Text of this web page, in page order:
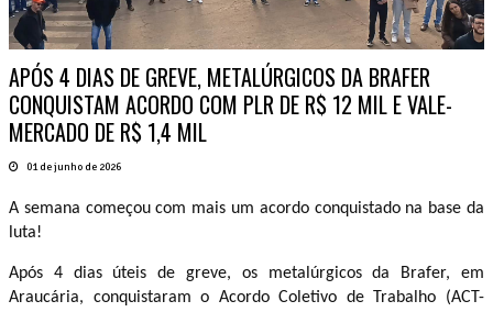
APÓS 4 DIAS DE GREVE, METALÚRGICOS DA BRAFER
CONQUISTAM ACORDO COM PLR DE R$ 12 MIL E VALE-
MERCADO DE R$ 1,4 MIL
01 de junho de 2026
A semana começou com mais um acordo conquistado na base da
luta!
Após 4 dias úteis de greve, os metalúrgicos da Brafer, em
Araucária, conquistaram o Acordo Coletivo de Trabalho (ACT-